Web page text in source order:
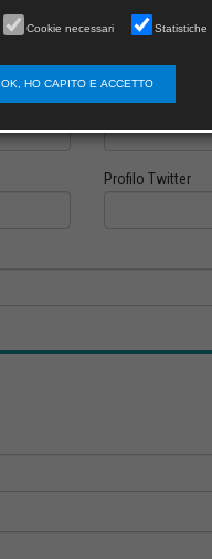
Profilo Instagram
Profilo Twitter
Cookie necessari Statistiche
OK, HO CAPITO E ACCETTO